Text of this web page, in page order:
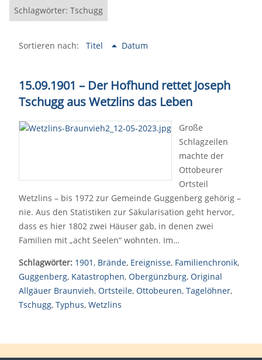
Schlagwörter: Tschugg
Sortieren nach: Titel Datum
15.09.1901 – Der Hofhund rettet Joseph
Tschugg aus Wetzlins das Leben
Große
Schlagzeilen
machte der
Ottobeurer
Ortsteil
Wetzlins – bis 1972 zur Gemeinde Guggenberg gehörig –
nie. Aus den Statistiken zur Säkularisation geht hervor,
dass es hier 1802 zwei Häuser gab, in denen zwei
Familien mit „acht Seelen“ wohnten. Im…
Schlagwörter: 1901, Brände, Ereignisse, Familienchronik,
Guggenberg, Katastrophen, Obergünzburg, Original
Allgäuer Braunvieh, Ortsteile, Ottobeuren, Tagelöhner,
Tschugg, Typhus, Wetzlins